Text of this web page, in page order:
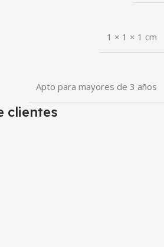
1 × 1 × 1 cm
Apto para mayores de 3 años
clientes